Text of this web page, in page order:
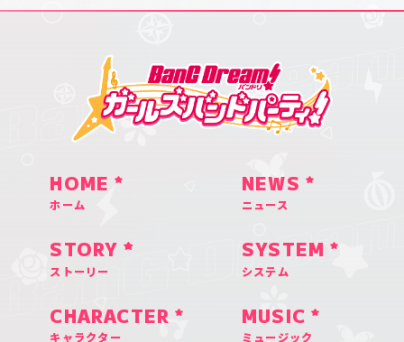
HOME
ホーム
NEWS
ニュース
STORY
ストーリー
SYSTEM
システム
CHARACTER
キャラクター
MUSIC
ミュージック